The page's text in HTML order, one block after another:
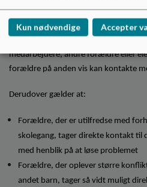
medarbejdere, andre forældre eller
forældre på anden vis kan kontakte
Derudover gælder at:
Forældre, der er utilfredse med
skolegang, tager direkte kontakt til
med henblik på at løse problemet
Forældre, der oplever større
andet barn, tager så vidt muligt
Kun nødvendige Accepter